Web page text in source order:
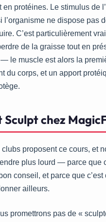
en protéines. Le stimulus de
l’organisme ne dispose pas
C’est particulièrement
de la graisse tout en
le muscle est alors la
du corps, et un apport
Sculpt chez
clubs proposent ce cours, et
plus lourd — parce que
conseil, et parce que c’est
ailleurs.
promettrons pas de «